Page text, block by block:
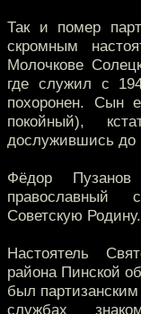
Так и помер
скромным
Молочкове
где служил с
похоронен. Сын
покойный),
дослужившись до
Фёдор
православный
Советскую Родину.
Настоятель
района Пинской
был
службах